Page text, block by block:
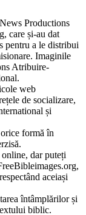
Productions
care și-au dat
pentru a le distribui
Imaginile
Atribuire-
web
de socializare,
și
formă în
dar puteți
aceiași
întâmplărilor și
biblic.